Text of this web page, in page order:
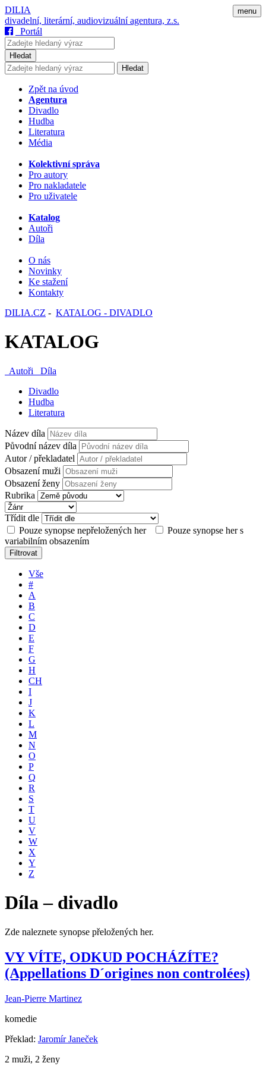
menu
DILIA
divadelní, literární, audiovizuální agentura, z.s.
Portál
Hledat
Hledat
Zpět na úvod
Agentura
Divadlo
Hudba
Literatura
Média
Kolektivní správa
Pro autory
Pro nakladatele
Pro uživatele
Katalog
Autoři
Díla
O nás
Novinky
Ke stažení
Kontakty
DILIA.CZ - KATALOG - DIVADLO
KATALOG
Autoři
Díla
Divadlo
Hudba
Literatura
Název díla
Původní název díla
Autor / překladatel
Obsazení muži
Obsazení ženy
Rubrika
Třídit dle
Pouze synopse nepřeložených her
Pouze synopse her s
variabilním obsazením
Filtrovat
Vše
#
A
B
C
D
E
F
G
H
CH
I
J
K
L
M
N
O
P
Q
R
S
T
U
V
W
X
Y
Z
Díla – divadlo
Zde naleznete synopse přeložených her.
VY VÍTE, ODKUD POCHÁZÍTE?
(Appellations D´origines non controlées)
Jean-Pierre Martinez
komedie
Překlad: Jaromír Janeček
2 muži, 2 ženy